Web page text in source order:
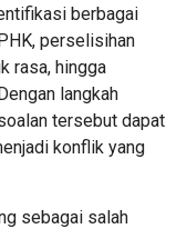
berbagai
perselisihan
rasa, hingga
langkah
tersebut dapat
konflik yang
sebagai salah